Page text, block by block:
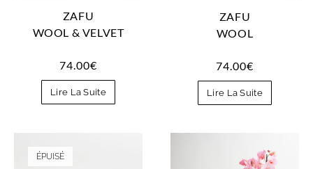
ZAFU
WOOL & VELVET
74.00€
Lire La Suite
ZAFU
WOOL
74.00€
Lire La Suite
ÉPUISÉ